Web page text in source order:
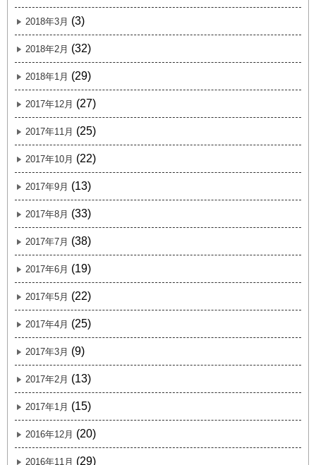
2018年3月 (3)
2018年2月 (32)
2018年1月 (29)
2017年12月 (27)
2017年11月 (25)
2017年10月 (22)
2017年9月 (13)
2017年8月 (33)
2017年7月 (38)
2017年6月 (19)
2017年5月 (22)
2017年4月 (25)
2017年3月 (9)
2017年2月 (13)
2017年1月 (15)
2016年12月 (20)
2016年11月 (29)